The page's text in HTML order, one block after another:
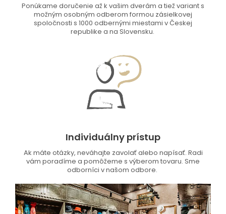
Ponúkame doručenie až k vašim dverám a tiež variant s
možným osobným odberom formou zásielkovej
spoločnosti s 1000 odbernými miestami v Českej
republike a na Slovensku.
Individuálny prístup
Ak máte otázky, neváhajte zavolať alebo napísať. Radi
vám poradíme a pomôžeme s výberom tovaru. Sme
odborníci v našom odbore.